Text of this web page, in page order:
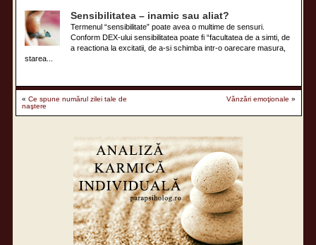
Sensibilitatea – inamic sau aliat?
Termenul “sensibilitate” poate avea o multime de sensuri.
Conform DEX-ului sensibilitatea poate fi “facultatea de a simti, de
a reactiona la excitatii, de a-si schimba intr-o oarecare masura,
starea...
«Ce spune numărul zilei tale de
naştere
Vânzări emoţionale »